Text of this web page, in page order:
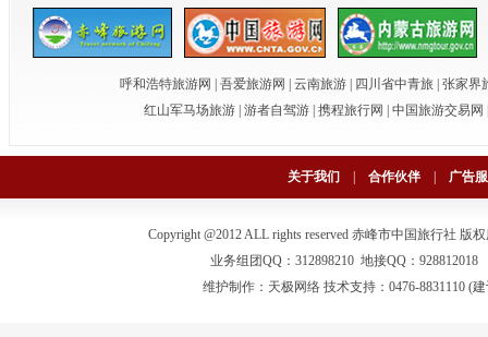
呼和浩特旅游网 吾爱旅游网 云南旅游 四川省中青旅
张家界
红山军马场旅游 游者自驾游 携程旅行网 中国旅游交易网
关于我们 合作伙伴 广告
Copyright @2012 ALL rights reserved 赤峰市中国旅行社 版权
业务组团QQ：312898210 地接QQ：928812018
维护制作： 天极网络 技术支持：0476-8831110 (